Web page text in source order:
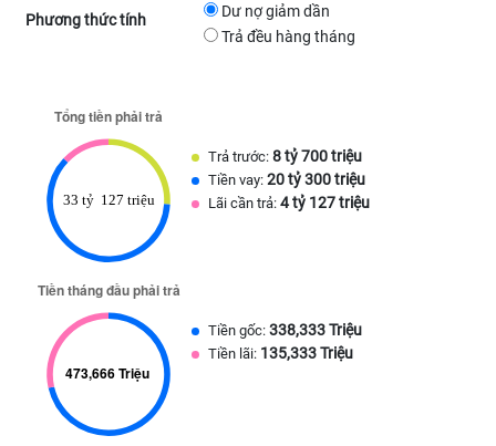
Phương thức tính
Dư nợ giảm dần
Trả đều hàng tháng
Trả trước: 8 tỷ 700 triệu
Tiền vay: 20 tỷ 300 triệu
Lãi cần trả: 4 tỷ 127 triệu
Tiền gốc: 338,333 Triệu
Tiền lãi: 135,333 Triệu